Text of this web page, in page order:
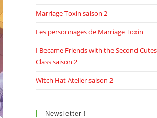
Marriage Toxin saison 2
Les personnages de Marriage Toxin
I Became Friends with the Second
Class saison 2
Witch Hat Atelier saison 2
Newsletter !